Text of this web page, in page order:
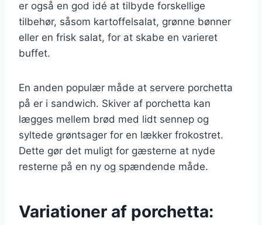
er også en god idé at tilbyde forskellige
tilbehør, såsom kartoffelsalat, grønne bønner
eller en frisk salat, for at skabe en varieret
buffet.
En anden populær måde at servere porchetta
på er i sandwich. Skiver af porchetta kan
lægges mellem brød med lidt sennep og
syltede grøntsager for en lækker frokostret.
Dette gør det muligt for gæsterne at nyde
resterne på en ny og spændende måde.
Variationer af porchetta: